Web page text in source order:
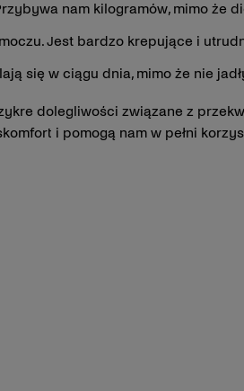
nam kilogramów, mimo że
Jest bardzo krepujące i
się w ciągu dnia, mimo że nie
dolegliwości związane z
i pomogą nam w pełni